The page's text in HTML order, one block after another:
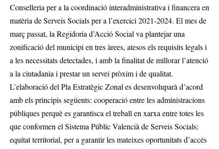
Conselleria per a la coordinació interadministrativa i financera en
matèria de Serveis Socials per a l’exercici 2021-2024. El mes de
març passat, la Regidoria d’Acció Social va plantejar una
zonificació del municipi en tres àrees, atesos els requisits legals i
a les necessitats detectades, i amb la finalitat de millorar l’atenció
a la ciutadania i prestar un servei pròxim i de qualitat.
L’elaboració del Pla Estratègic Zonal es desenvoluparà d’acord
amb els principis següents: cooperació entre les administracions
públiques perquè es garantisca el treball en xarxa entre totes les
que conformen el Sistema Públic Valencià de Serveis Socials;
equitat territorial, per a garantir les mateixes oportunitats d’accés